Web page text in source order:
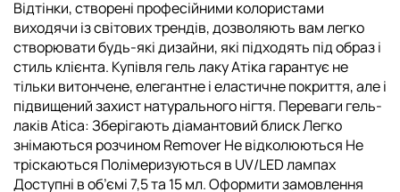
Відтінки, створені професійними колористами
виходячи із світових трендів, дозволяють вам легко
створювати будь-які дизайни, які підходять під образ і
стиль клієнта. Купівля гель лаку Атіка гарантує не
тільки витончене, елегантне і еластичне покриття, але і
підвищений захист натурального нігтя. Переваги гель-
лаків Atica: Зберігають діамантовий блиск Легко
знімаються розчином Remover Не відколюються Не
тріскаються Полімеризуються в UV/LED лампах
Доступні в об’ємі 7,5 та 15 мл. Оформити замовлення